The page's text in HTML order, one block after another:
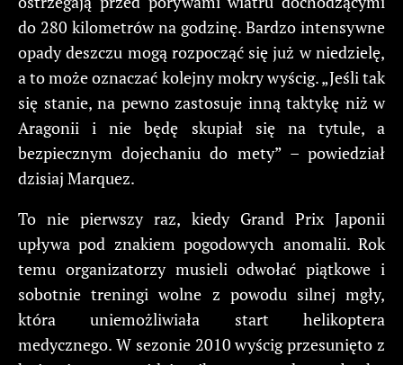
do 280 kilometrów na godzinę. Bardzo intensywne
opady deszczu mogą rozpocząć się już w niedzielę,
a to może oznaczać kolejny mokry wyścig. „Jeśli tak
się stanie, na pewno zastosuje inną taktykę niż w
Aragonii i nie będę skupiał się na tytule, a
bezpiecznym dojechaniu do mety” – powiedział
dzisiaj Marquez.
To nie pierwszy raz, kiedy Grand Prix Japonii
upływa pod znakiem pogodowych anomalii. Rok
temu organizatorzy musieli odwołać piątkowe i
sobotnie treningi wolne z powodu silnej mgły,
która uniemożliwiała start helikoptera
medycznego. W sezonie 2010 wyścig przesunięto z